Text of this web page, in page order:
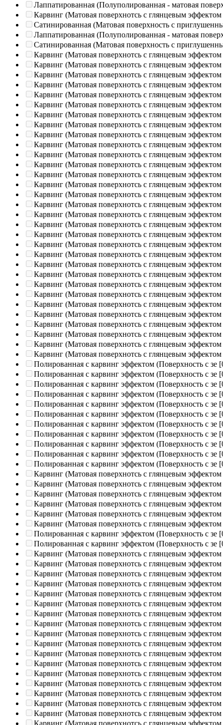
Лаппатированная (Полуполированная - матовая
Карвинг (Матовая поверхнотсь с глянцевым эффектом
Сатинированная (Матовая поверхность с
Лаппатированная (Полуполированная - матовая
Сатинированная (Матовая поверхность с
Карвинг (Матовая поверхнотсь с глянцевым эффектом
Карвинг (Матовая поверхнотсь с глянцевым эффектом
Карвинг (Матовая поверхнотсь с глянцевым эффектом
Карвинг (Матовая поверхнотсь с глянцевым эффектом
Карвинг (Матовая поверхнотсь с глянцевым эффектом
Карвинг (Матовая поверхнотсь с глянцевым эффектом
Карвинг (Матовая поверхнотсь с глянцевым эффектом
Карвинг (Матовая поверхнотсь с глянцевым эффектом
Карвинг (Матовая поверхнотсь с глянцевым эффектом
Карвинг (Матовая поверхнотсь с глянцевым эффектом
Карвинг (Матовая поверхнотсь с глянцевым эффектом
Карвинг (Матовая поверхнотсь с глянцевым эффектом
Карвинг (Матовая поверхнотсь с глянцевым эффектом
Карвинг (Матовая поверхнотсь с глянцевым эффектом
Карвинг (Матовая поверхнотсь с глянцевым эффектом
Карвинг (Матовая поверхнотсь с глянцевым эффектом
Карвинг (Матовая поверхнотсь с глянцевым эффектом
Карвинг (Матовая поверхнотсь с глянцевым эффектом
Карвинг (Матовая поверхнотсь с глянцевым эффектом
Карвинг (Матовая поверхнотсь с глянцевым эффектом
Карвинг (Матовая поверхнотсь с глянцевым эффектом
Карвинг (Матовая поверхнотсь с глянцевым эффектом
Карвинг (Матовая поверхнотсь с глянцевым эффектом
Карвинг (Матовая поверхнотсь с глянцевым эффектом
Карвинг (Матовая поверхнотсь с глянцевым эффектом
Карвинг (Матовая поверхнотсь с глянцевым эффектом
Карвинг (Матовая поверхнотсь с глянцевым эффектом
Карвинг (Матовая поверхнотсь с глянцевым эффектом
Карвинг (Матовая поверхнотсь с глянцевым эффектом
Карвинг (Матовая поверхнотсь с глянцевым эффектом
Карвинг (Матовая поверхнотсь с глянцевым эффектом
Полированная c карвинг эффектом (Поверхность с зе
Полированная c карвинг эффектом (Поверхность с зе
Полированная c карвинг эффектом (Поверхность с зе
Полированная c карвинг эффектом (Поверхность с зе
Полированная c карвинг эффектом (Поверхность с зе
Полированная c карвинг эффектом (Поверхность с зе
Полированная c карвинг эффектом (Поверхность с зе
Полированная c карвинг эффектом (Поверхность с зе
Полированная c карвинг эффектом (Поверхность с зе
Полированная c карвинг эффектом (Поверхность с зе
Полированная c карвинг эффектом (Поверхность с зе
Карвинг (Матовая поверхнотсь с глянцевым эффектом
Карвинг (Матовая поверхнотсь с глянцевым эффектом
Карвинг (Матовая поверхнотсь с глянцевым эффектом
Карвинг (Матовая поверхнотсь с глянцевым эффектом
Карвинг (Матовая поверхнотсь с глянцевым эффектом
Карвинг (Матовая поверхнотсь с глянцевым эффектом
Полированная c карвинг эффектом (Поверхность с зе
Полированная c карвинг эффектом (Поверхность с зе
Карвинг (Матовая поверхнотсь с глянцевым эффектом
Карвинг (Матовая поверхнотсь с глянцевым эффектом
Карвинг (Матовая поверхнотсь с глянцевым эффектом
Карвинг (Матовая поверхнотсь с глянцевым эффектом
Карвинг (Матовая поверхнотсь с глянцевым эффектом
Карвинг (Матовая поверхнотсь с глянцевым эффектом
Карвинг (Матовая поверхнотсь с глянцевым эффектом
Карвинг (Матовая поверхнотсь с глянцевым эффектом
Карвинг (Матовая поверхнотсь с глянцевым эффектом
Карвинг (Матовая поверхнотсь с глянцевым эффектом
Карвинг (Матовая поверхнотсь с глянцевым эффектом
Карвинг (Матовая поверхнотсь с глянцевым эффектом
Карвинг (Матовая поверхнотсь с глянцевым эффектом
Карвинг (Матовая поверхнотсь с глянцевым эффектом
Карвинг (Матовая поверхнотсь с глянцевым эффектом
Карвинг (Матовая поверхнотсь с глянцевым эффектом
Карвинг (Матовая поверхнотсь с глянцевым эффектом